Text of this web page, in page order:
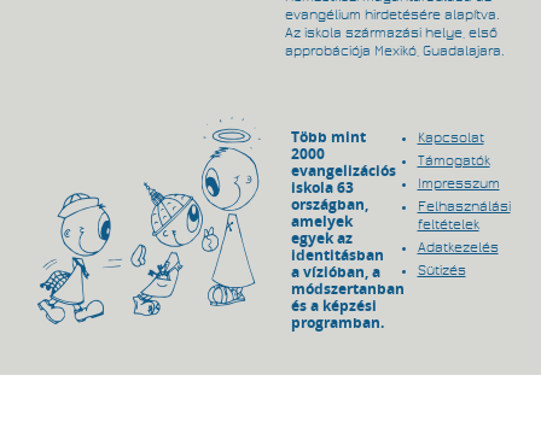
evangélium hirdetésére alapítva.
Az iskola származási helye, első
approbációja Mexikó, Guadalajara.
Több mint
2000
evangelizációs
iskola 63
országban,
amelyek
egyek az
identitásban
a vízióban, a
módszertanban
és a képzési
programban.
Kapcsolat
Támogatók
Impresszum
Felhasználási
feltételek
Adatkezelés
Sütizés